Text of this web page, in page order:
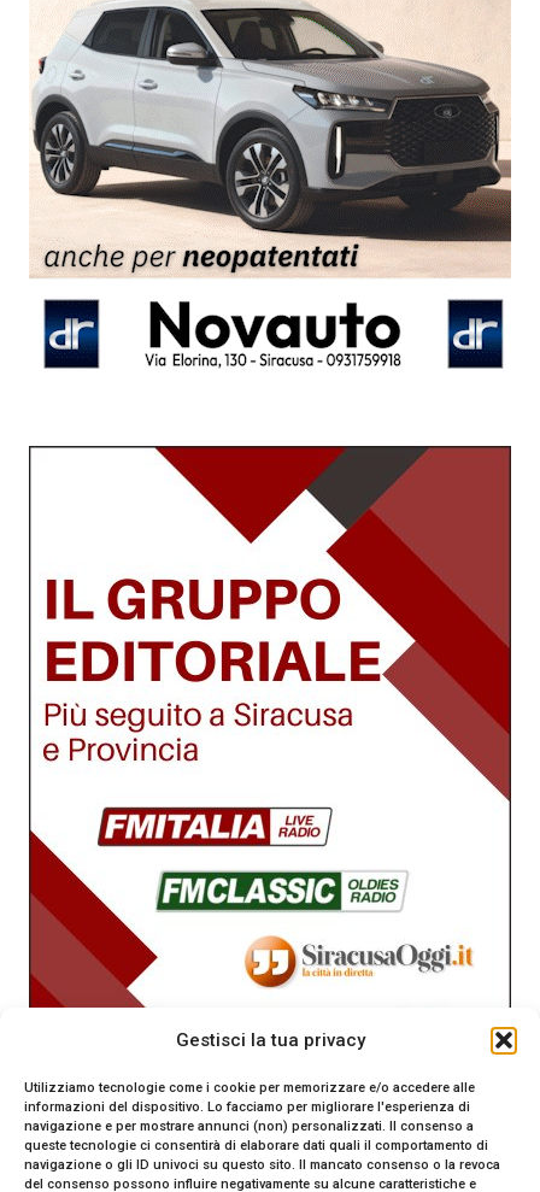
Gestisci la tua privacy
Utilizziamo tecnologie come i cookie per memorizzare e/o accedere alle
informazioni del dispositivo. Lo facciamo per migliorare l'esperienza di
navigazione e per mostrare annunci (non) personalizzati. Il consenso a
queste tecnologie ci consentirà di elaborare dati quali il comportamento di
navigazione o gli ID univoci su questo sito. Il mancato consenso o la revoca
del consenso possono influire negativamente su alcune caratteristiche e